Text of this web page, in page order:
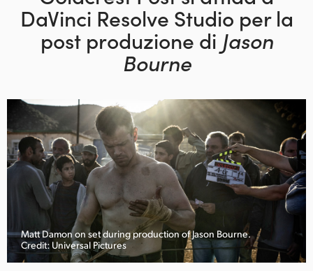
Archivio Australia
Austria
China
Denmark
Finland
France
Germany
DaVinci Resolve Studio per la
post produzione di Jason
Bourne
Matt Damon on set during production of Jason Bourne.
Credit: Universal Pictures